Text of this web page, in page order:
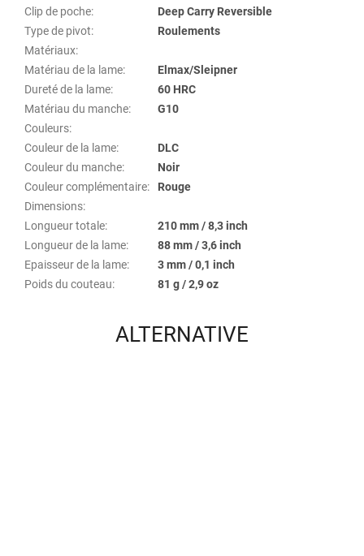
Clip de poche:
Deep Carry Reversible
Type de pivot:
Roulements
Matériaux:
Matériau de la lame:
Elmax/Sleipner
Dureté de la lame:
60 HRC
Matériau du manche:
G10
Couleurs:
Couleur de la lame:
DLC
Couleur du manche:
Noir
Couleur complémentaire:
Rouge
Dimensions:
Longueur totale:
210 mm / 8,3 inch
Longueur de la lame:
88 mm / 3,6 inch
Epaisseur de la lame:
3 mm / 0,1 inch
Poids du couteau: 81 g / 2,9 oz
ALTERNATIVE